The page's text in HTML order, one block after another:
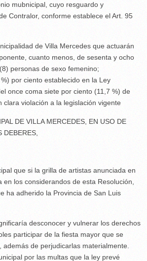
mubnicipal, cuyo resguardo y
Contralor, conforme establece el Art. 95
de Villa Mercedes que actuarán
cuanto menos, de sesenta y ocho
personas de sexo femenino;
por ciento establecido en la Ley
once coma siete por ciento (11,7 %) de
violación a la legislación vigente
DE VILLA MERCEDES, EN USO DE
DEBERES,
que si la grilla de artistas anunciada en
los considerandos de esta Resolución,
ha adherido la Provincia de San Luis
desconocer y vulnerar los derechos
participar de la fiesta mayor que se
de perjudicarlas materialmente.
por las multas que la ley prevé